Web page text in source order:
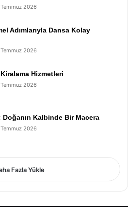
2026
Adımlarıyla Dansa Kolay
2026
Hizmetleri
2026
Doğanın Kalbinde Bir Macera
2026
Fazla Yükle